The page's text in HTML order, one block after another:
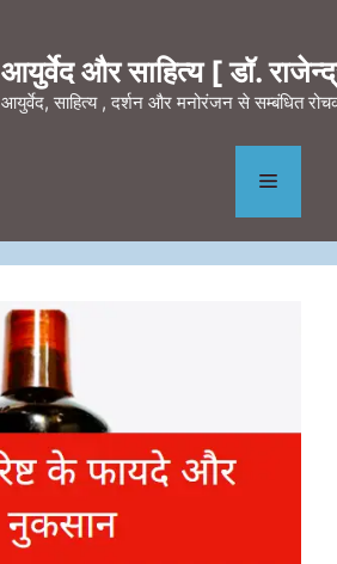
आयुर्वेद और साहित्य [ डॉ.
आयुर्वेद, साहित्य , दर्शन और मनोरंजन से सम्बंधित
Menu